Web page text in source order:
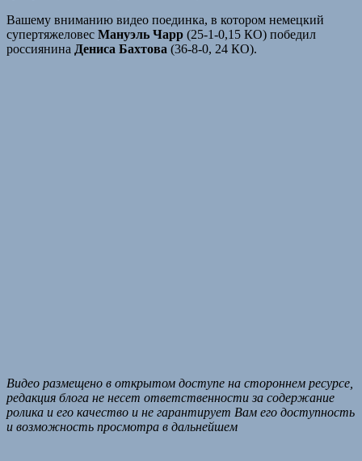
Вашему вниманию видео поединка, в котором немецкий
супертяжеловес Мануэль Чарр (25-1-0,15 КО) победил
россиянина Дениса Бахтова (36-8-0, 24 КО).
Видео размещено в открытом доступе на стороннем ресурсе,
редакция блога не несет ответственности за содержание
ролика и его качество и не гарантирует Вам его доступность
и возможность просмотра в дальнейшем